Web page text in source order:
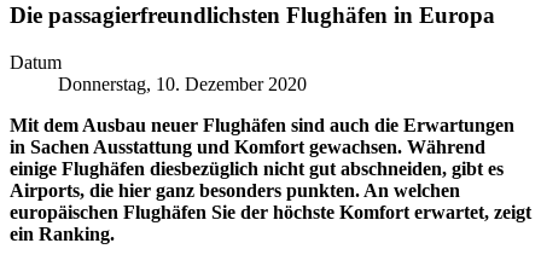
Die passagierfreundlichsten Flughäfen in Europa
Datum
Donnerstag, 10. Dezember 2020
Mit dem Ausbau neuer Flughäfen sind auch die Erwartungen
in Sachen Ausstattung und Komfort gewachsen. Während
einige Flughäfen diesbezüglich nicht gut abschneiden, gibt es
Airports, die hier ganz besonders punkten. An welchen
europäischen Flughäfen Sie der höchste Komfort erwartet, zeigt
ein Ranking.